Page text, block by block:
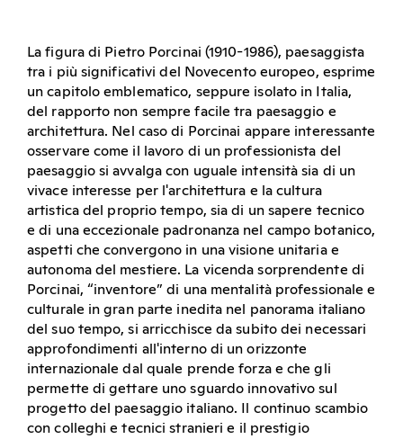
La figura di Pietro Porcinai (1910-1986), paesaggista
tra i più significativi del Novecento europeo, esprime
un capitolo emblematico, seppure isolato in Italia,
del rapporto non sempre facile tra paesaggio e
architettura. Nel caso di Porcinai appare interessante
osservare come il lavoro di un professionista del
paesaggio si avvalga con uguale intensità sia di un
vivace interesse per l'architettura e la cultura
artistica del proprio tempo, sia di un sapere tecnico
e di una eccezionale padronanza nel campo botanico,
aspetti che convergono in una visione unitaria e
autonoma del mestiere. La vicenda sorprendente di
Porcinai, “inventore” di una mentalità professionale e
culturale in gran parte inedita nel panorama italiano
del suo tempo, si arricchisce da subito dei necessari
approfondimenti all'interno di un orizzonte
internazionale dal quale prende forza e che gli
permette di gettare uno sguardo innovativo sul
progetto del paesaggio italiano. Il continuo scambio
con colleghi e tecnici stranieri e il prestigio